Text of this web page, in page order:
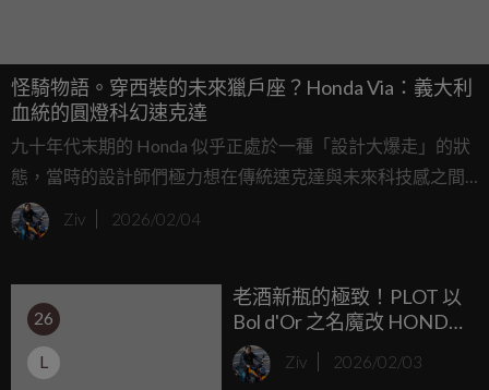
怪騎物語。穿西裝的未來獵戶座？Honda Via：義大利
血統的圓燈科幻速克達
九十年代末期的 Honda 似乎正處於一種「設計大爆走」的狀
態，當時的設計師們極力想在傳統速克達與未來科技感之間
找尋平衡點，在那個歐陸速克達風潮正盛的年代，Honda 決
定在義大利廠區研發出一款與眾不同的作品，這就是我們今
現代主義建築搬到了兩顆輪子上，充滿了那種初見覺得突
兀，再看卻覺得有點前衛的義大利式美學。
Ziv 2026/02/04
26
L
老酒新瓶的極致！PLOT 以
Bol d'Or 之名魔改 HONDA
CB1000F
Ziv 2026/02/03